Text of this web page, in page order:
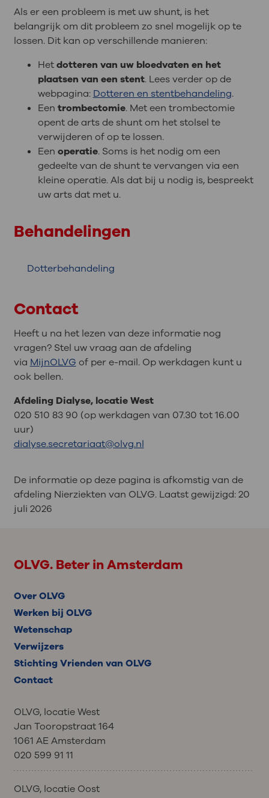
Als er een probleem is met uw shunt, is het
belangrijk om dit probleem zo snel mogelijk op te
lossen. Dit kan op verschillende manieren:
Hetdotteren van uw bloedvaten en het
plaatsen van een stent. Lees verder op de
webpagina: Dotteren en stentbehandeling.
Een trombectomie. Met een trombectomie
opent de arts de shunt om het stolsel te
verwijderen of op te lossen.
Een operatie. Soms is het nodig om een
gedeelte van de shunt te vervangen via een
kleine operatie. Als dat bij u nodig is, bespreekt
uw arts dat met u.
Behandelingen
Dotterbehandeling
Contact
Heeft u na het lezen van deze informatie nog
vragen? Stel uw vraag aan de afdeling
via MijnOLVG of per e-mail. Op werkdagen kunt u
ook bellen.
Afdeling Dialyse, locatie West
020 510 83 90 (op werkdagen van 07.30 tot 16.00
uur)
dialyse.secretariaat@olvg.nl
De informatie op deze pagina is afkomstig van de
afdeling Nierziekten van OLVG. Laatst gewijzigd:20
juli 2026
OLVG. Beter in Amsterdam
Over OLVG
Werken bij OLVG
Wetenschap
Verwijzers
Stichting Vrienden van OLVG
Contact
OLVG, locatie West
Jan Tooropstraat 164
1061 AE Amsterdam
020 599 91 11
OLVG, locatie Oost